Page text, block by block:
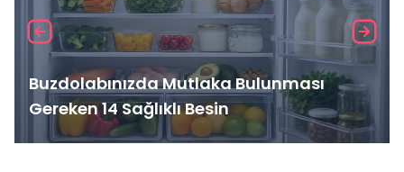
Buzdolabınızda Mutlaka Bulunması
Gereken 14 Sağlıklı Besin